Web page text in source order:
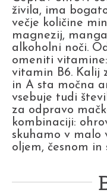
živila, ima
večje količine
magnezij,
alkoholni noči.
omeniti
vitamin B6. Kalij
in A sta močna
vsebuje tudi
za odpravo
kombinaciji:
skuhamo v malo
oljem, česnom in